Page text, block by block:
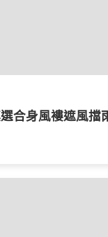
合身風褸遮風擋